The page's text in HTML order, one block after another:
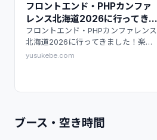
フロントエンド・PHPカンファ
レンス北海道2026に行ってき
た！ - ゆーすけべー日記
フロントエンド・PHPカンファレンス
北海道2026に行ってきました！楽し
かったとつぶやいたら、ブログ書い
yusukebe.com
ブース・空き時間